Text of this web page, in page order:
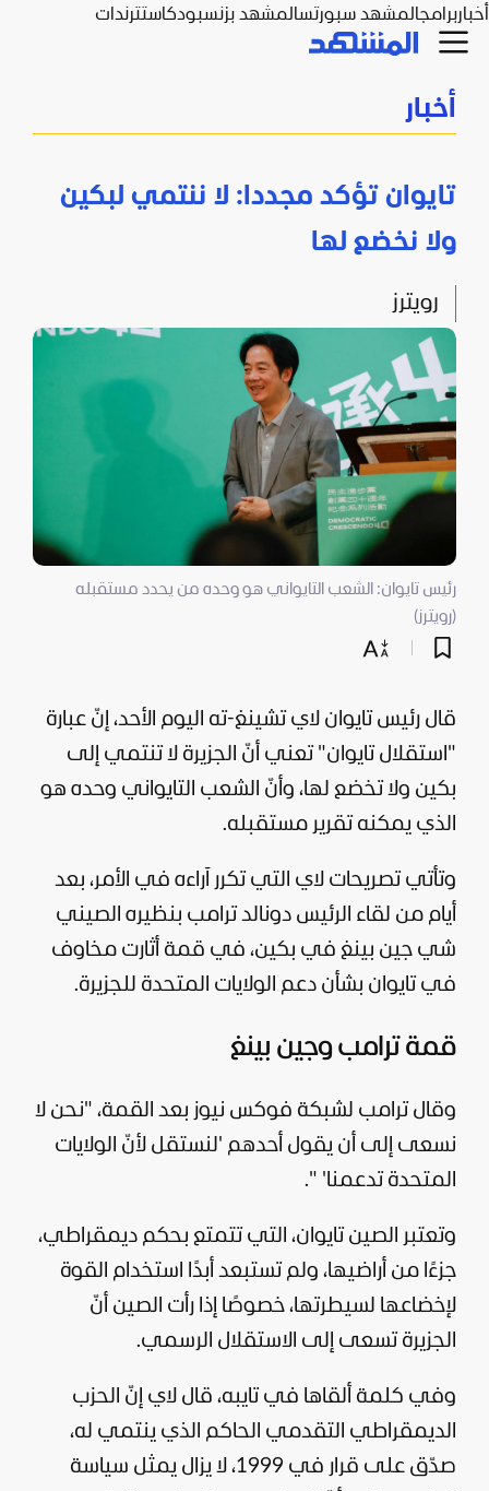
أخباربرامجالمشهد سبورتسالمشهد بزنسبودكاستترندات
أخبار
تايوان تؤكد مجددا: لا ننتمي لبكين
ولا نخضع لها
رويترز
رئيس تايوان: الشعب التايواني هو وحده من يحدد مستقبله
(رويترز)
قال رئيس تايوان لاي تشينغ-ته اليوم الأحد، إنّ عبارة
"استقلال تايوان" تعني أنّ الجزيرة لا تنتمي إلى
بكين ولا تخضع لها، وأنّ الشعب التايواني وحده هو
الذي يمكنه تقرير مستقبله.
وتأتي تصريحات لاي التي تكرر آراءه في الأمر، بعد
أيام من لقاء الرئيس دونالد ترامب بنظيره الصيني
شي جين بينغ في بكين، في قمة أثارت مخاوف
في تايوان بشأن دعم الولايات المتحدة للجزيرة.
قمة ترامب وجين بينغ
وقال ترامب لشبكة فوكس نيوز بعد القمة، "نحن لا
نسعى إلى أن يقول أحدهم 'لنستقل لأنّ الولايات
المتحدة تدعمنا' ".
وتعتبر الصين تايوان، التي تتمتع بحكم ديمقراطي،
جزءًا من أراضيها، ولم تستبعد أبدًا استخدام القوة
لإخضاعها لسيطرتها، خصوصًا إذا رأت الصين أنّ
الجزيرة تسعى إلى الاستقلال الرسمي.
وفي كلمة ألقاها في تايبه، قال لاي إنّ الحزب
الديمقراطي التقدمي الحاكم الذي ينتمي له،
صدّق على قرار في 1999، لا يزال يمثل
سياسة